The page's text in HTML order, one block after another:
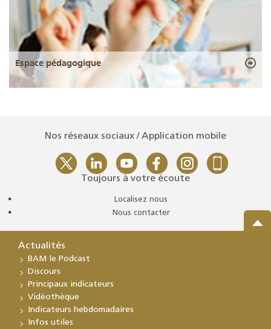
Espace pédagogique
Nos réseaux sociaux / Application mobile
Toujours à votre écoute
Localisez nous
Nous contacter
Actualités
BAM le Podcast
Discours
Principaux indicateurs
Vidéothèque
Indicateurs hebdomadaires
Infos utiles